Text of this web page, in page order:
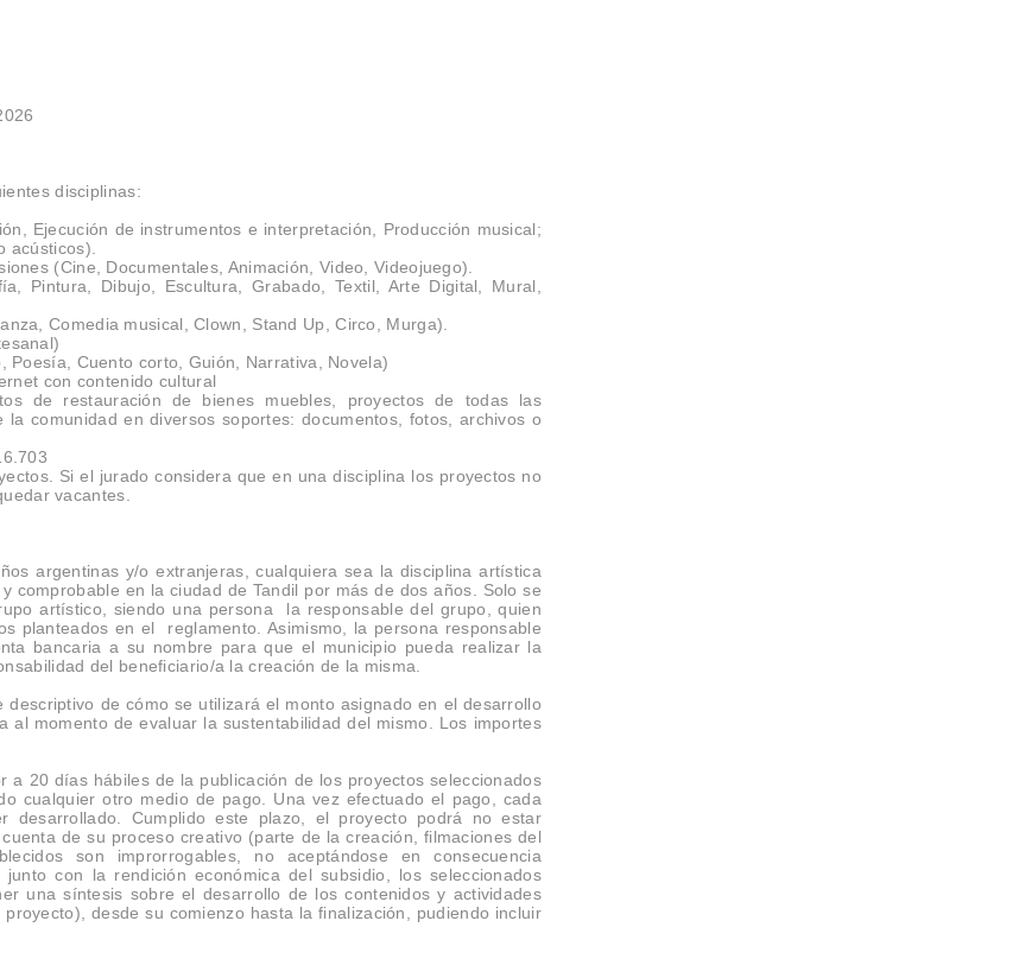
disciplinas:
Ejecución de instrumentos e interpretación, Producción musical;
acústicos).
(Cine, Documentales, Animación, Video, Videojuego).
Pintura, Dibujo, Escultura, Grabado, Textil, Arte Digital, Mural,
Comedia musical, Clown, Stand Up, Circo, Murga).
Cuento corto, Guión, Narrativa, Novela)
con contenido cultural
de restauración de bienes muebles, proyectos de todas las
comunidad en diversos soportes: documentos, fotos, archivos o
Si el jurado considera que en una disciplina los proyectos no
vacantes.
argentinas y/o extranjeras, cualquiera sea la disciplina artística
comprobable en la ciudad de Tandil por más de dos años. Solo se
artístico, siendo una persona la responsable del grupo, quien
planteados en el reglamento. Asimismo, la persona responsable
bancaria a su nombre para que el municipio pueda realizar la
del beneficiario/a la creación de la misma.
de cómo se utilizará el monto asignado en el desarrollo
al momento de evaluar la sustentabilidad del mismo. Los importes
20 días hábiles de la publicación de los proyectos seleccionados
cualquier otro medio de pago. Una vez efectuado el pago, cada
desarrollado. Cumplido este plazo, el proyecto podrá no estar
de su proceso creativo (parte de la creación, filmaciones del
son improrrogables, no aceptándose en consecuencia
con la rendición económica del subsidio, los seleccionados
una síntesis sobre el desarrollo de los contenidos y actividades
desde su comienzo hasta la finalización, pudiendo incluir